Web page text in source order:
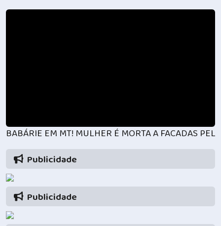
BABÁRIE EM MT! MULHER É MORTA A FACADAS
Publicidade
Publicidade